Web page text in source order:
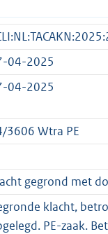
04-2025
04-2025
3606 Wtra PE
gegrond met
klacht,
PE-zaak.